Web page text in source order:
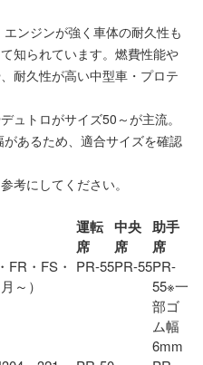
ンジンが強く車体の耐久性も
知られています。燃費性能や
耐久性が高い中型車・プロテ
ュトロがサイズ50～が主流。
あるため、適合サイズを確認
考にしてください。
運転
席
中央
席
助手
席
FR・FS・
～）
PR-55PR-55PR-
55※一
部ゴ
ム幅
6mm